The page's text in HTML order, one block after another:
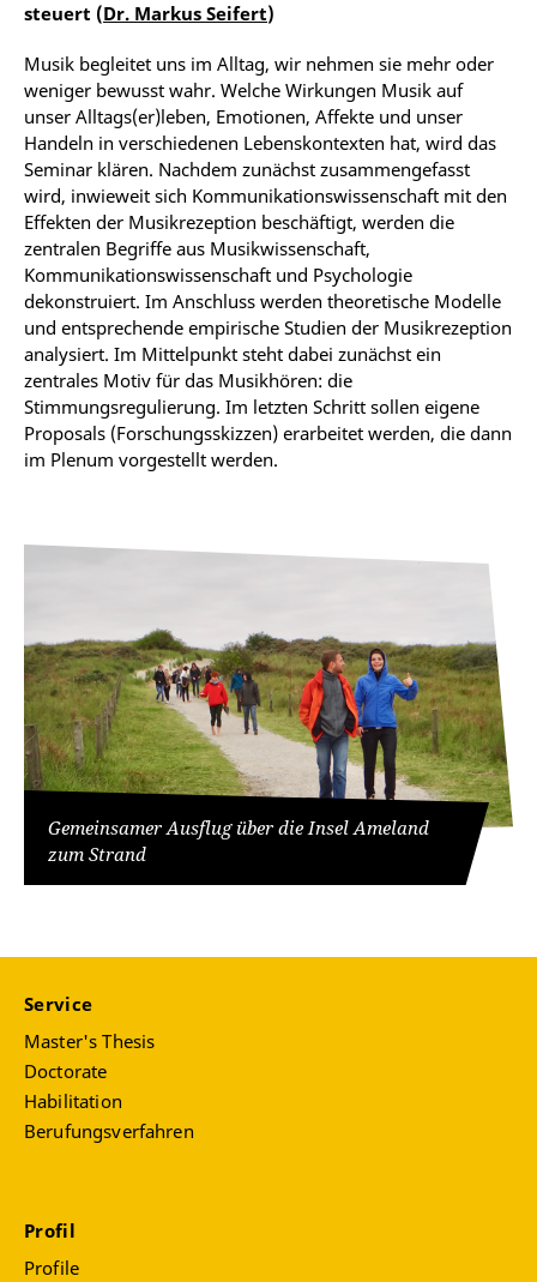
steuert (Dr. Markus Seifert)
Musik begleitet uns im Alltag, wir nehmen sie mehr oder
weniger bewusst wahr. Welche Wirkungen Musik auf
unser Alltags(er)leben, Emotionen, Affekte und unser
Handeln in verschiedenen Lebenskontexten hat, wird das
Seminar klären. Nachdem zunächst zusammengefasst
wird, inwieweit sich Kommunikationswissenschaft mit den
Effekten der Musikrezeption beschäftigt, werden die
zentralen Begriffe aus Musikwissenschaft,
Kommunikationswissenschaft und Psychologie
dekonstruiert. Im Anschluss werden theoretische Modelle
und entsprechende empirische Studien der Musikrezeption
analysiert. Im Mittelpunkt steht dabei zunächst ein
zentrales Motiv für das Musikhören: die
Stimmungsregulierung. Im letzten Schritt sollen eigene
Proposals (Forschungsskizzen) erarbeitet werden, die dann
im Plenum vorgestellt werden.
Gemeinsamer Ausflug über die Insel Ameland
zum Strand
Service
Master's Thesis
Doctorate
Habilitation
Berufungsverfahren
Profil
Profile